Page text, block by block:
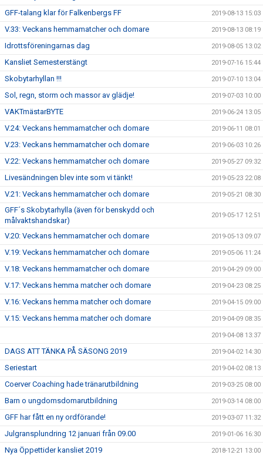
GFF-talang klar för Falkenbergs FF 2019-08-13 15:03
V.33: Veckans hemmamatcher och domare 2019-08-13 08:19
Idrottsföreningarnas dag 2019-08-05 13:02
Kansliet Semesterstängt 2019-07-16 15:44
Skobytarhyllan !!! 2019-07-10 13:04
Sol, regn, storm och massor av glädje! 2019-07-03 10:00
VAKTmästarBYTE 2019-06-24 13:05
V.24: Veckans hemmamatcher och domare 2019-06-11 08:01
V.23: Veckans hemmamatcher och domare 2019-06-03 10:26
V.22: Veckans hemmamatcher och domare 2019-05-27 09:32
Livesändningen blev inte som vi tänkt! 2019-05-23 22:08
V.21: Veckans hemmamatcher och domare 2019-05-21 08:30
GFF´s Skobytarhylla (även för benskydd och
målvaktshandskar)
2019-05-17 12:51
V.20: Veckans hemmamatcher och domare 2019-05-13 09:07
V.19: Veckans hemmamatcher och domare 2019-05-06 11:24
V.18: Veckans hemmamatcher och domare 2019-04-29 09:00
V.17: Veckans hemma matcher och domare 2019-04-23 08:25
V.16: Veckans hemma matcher och domare 2019-04-15 09:00
V.15: Veckans hemma matcher och domare 2019-04-09 08:35
2019-04-08 13:37
DAGS ATT TÄNKA PÅ SÄSONG 2019 2019-04-02 14:30
Seriestart 2019-04-02 08:13
Coerver Coaching hade tränarutbildning 2019-03-25 08:00
Barn o ungdomsdomarutbildning 2019-03-14 08:00
GFF har fått en ny ordförande! 2019-03-07 11:32
Julgransplundring 12 januari från 09.00 2019-01-06 16:30
Nya Öppettider kansliet 2019 2018-12-21 13:00